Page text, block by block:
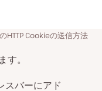
HTTP Cookieの送信方法
。
スバーにアド